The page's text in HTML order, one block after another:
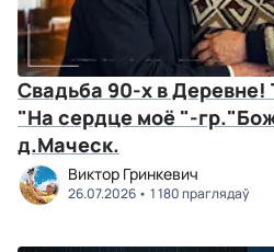
Свадьба 90-х в Деревне!
"На сердце моё "-
д.Маческ.
Виктор Гринкевич
26.07.2026 1 180 праглядаў